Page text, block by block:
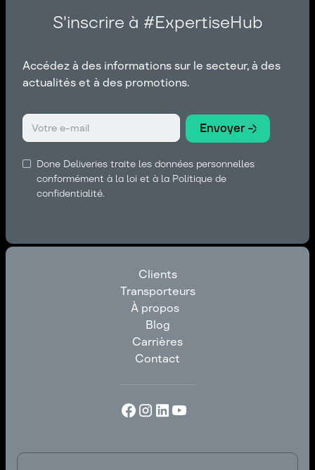
S'inscrire à #ExpertiseHub
Accédez à des informations sur le secteur, à des
actualités et à des promotions.
Done Deliveries traite les données personnelles
conformément à la loi et à la Politique de
confidentialité.
Clients
Clients
Transporteurs
Transporteurs
À propos
À propos
Blog
Blog
Carrières
Carrières
Contact